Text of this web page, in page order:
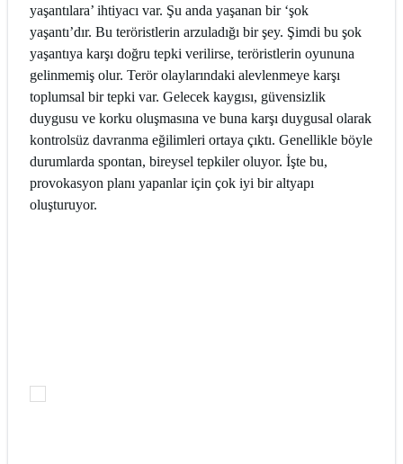
yaşantılara’ ihtiyacı var. Şu anda yaşanan bir ‘şok
yaşantı’dır. Bu teröristlerin arzuladığı bir şey. Şimdi bu şok
yaşantıya karşı doğru tepki verilirse, teröristlerin oyununa
gelinmemiş olur. Terör olaylarındaki alevlenmeye karşı
toplumsal bir tepki var. Gelecek kaygısı, güvensizlik
duygusu ve korku oluşmasına ve buna karşı duygusal olarak
kontrolsüz davranma eğilimleri ortaya çıktı. Genellikle böyle
durumlarda spontan, bireysel tepkiler oluyor. İşte bu,
provokasyon planı yapanlar için çok iyi bir altyapı
oluşturuyor.